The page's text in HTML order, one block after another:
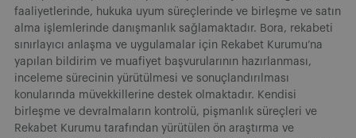
faaliyetlerinde, hukuka uyum süreçlerinde ve birleşme ve satın
alma işlemlerinde danışmanlık sağlamaktadır. Bora, rekabeti
sınırlayıcı anlaşma ve uygulamalar için Rekabet Kurumu’na
yapılan bildirim ve muafiyet başvurularının hazırlanması,
inceleme sürecinin yürütülmesi ve sonuçlandırılması
konularında müvekkillerine destek olmaktadır. Kendisi
birleşme ve devralmaların kontrolü, pişmanlık süreçleri ve
Rekabet Kurumu tarafından yürütülen ön araştırma ve